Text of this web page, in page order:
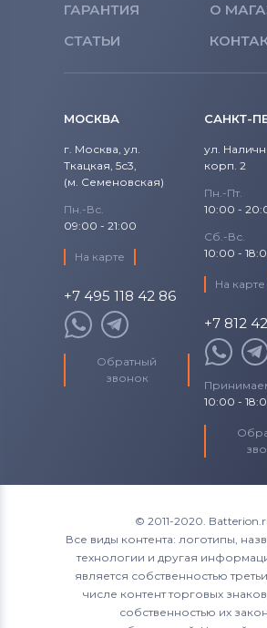
Аккумуляторы для ноутбуков
Huawei
Аккумуляторы для ноутбуков
Roverbook
Аккумуляторы для ноутбуков
Аккумуляторы для
Аккумуляторы для
Аккумуляторы для ноутбуков
Аккумуляторы для ноутбуков
ГАРАНТИЯ
О
СТАТЬИ
МОСКВА
г. Москва, ул.
Ткацкая, 5с3,
(м. Семеновская)
Пн.-Вс.
09:00 - 21:00
На карте
+7 495 118 42 86
Обратный
звонок
САНКТ-
ул.
корп. 2
Пн.-Пт.
10:00 -
Сб.-Вс.
10:00 -
На карте
+7 812
10:00 -
© 2011-2020.
Все виды контента: логотипы,
технологии и другая
является собственностью
числе контент торговых
собственностью их